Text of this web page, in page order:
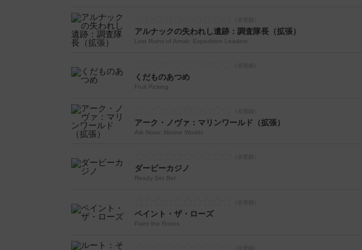
アルナックの失われし遺跡：調査隊長（拡張）
Lost Ruins of Arnak: Expedition Leaders
くだものあつめ
Fruit Picking
アーク・ノヴァ：マリンワールド（拡張）
Ark Nova: Marine Worlds
ダービーカジノ
Ready Set Bet
ペイント・ザ・ローズ
Paint the Roses